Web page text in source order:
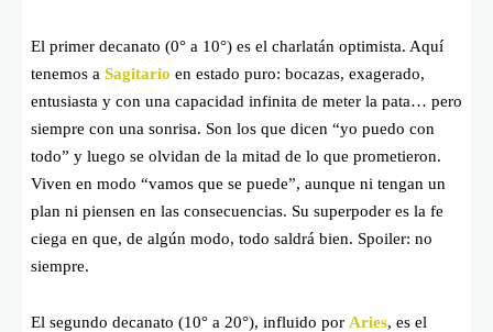
El primer decanato (0° a 10°) es el charlatán optimista. Aquí
tenemos a Sagitario en estado puro: bocazas, exagerado,
entusiasta y con una capacidad infinita de meter la pata… pero
siempre con una sonrisa. Son los que dicen “yo puedo con
todo” y luego se olvidan de la mitad de lo que prometieron.
Viven en modo “vamos que se puede”, aunque ni tengan un
plan ni piensen en las consecuencias. Su superpoder es la fe
ciega en que, de algún modo, todo saldrá bien. Spoiler: no
siempre.
El segundo decanato (10° a 20°), influido por Aries, es el